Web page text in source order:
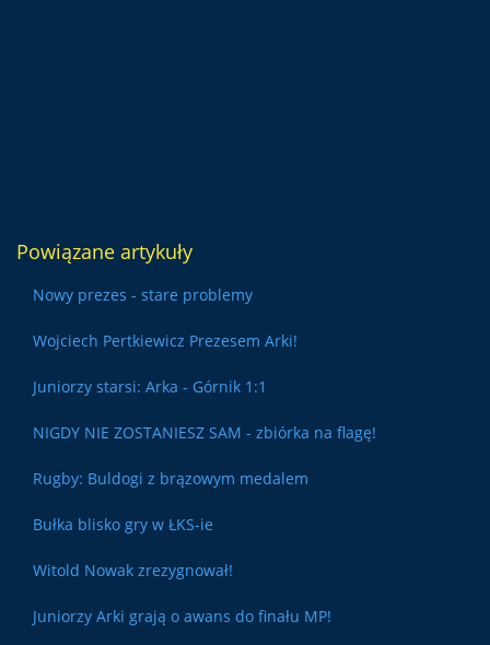
Powiązane artykuły
Nowy prezes - stare problemy
Wojciech Pertkiewicz Prezesem Arki!
Juniorzy starsi: Arka - Górnik 1:1
NIGDY NIE ZOSTANIESZ SAM - zbiórka na flagę!
Rugby: Buldogi z brązowym medalem
Bułka blisko gry w ŁKS-ie
Witold Nowak zrezygnował!
Juniorzy Arki grają o awans do finału MP!